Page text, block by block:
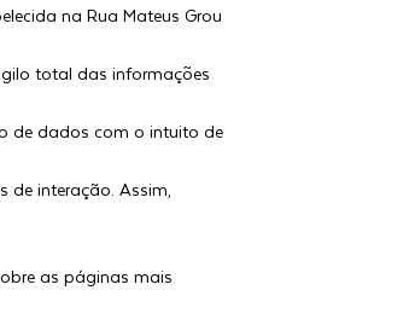
na Rua Mateus Grou
total das informações
de dados com o intuito de
de interação. Assim,
as páginas mais